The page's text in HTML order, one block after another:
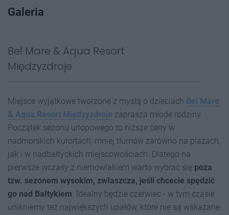
Galeria
Bel Mare & Aqua Resort
Międzyzdroje
Miejsce wyjątkowe tworzone z myślą o dzieciach Bel Mare
& Aqua Resort Międzyzdroje zaprasza młode rodziny.
Początek sezonu urlopowego to niższe ceny w
nadmorskich kurortach, mniej tłumów zarówno na plażach,
jak i w nadbałtyckich miejscowościach. Dlatego na
pierwsze wczasy z niemowlakiem warto wybrać się poza
tzw. sezonem wysokim, zwłaszcza, jeśli chcecie spędzić
go nad Bałtykiem. Idealny będzie czerwiec - w tym czasie
unikniemy też największych upałów, które nie są wskazane